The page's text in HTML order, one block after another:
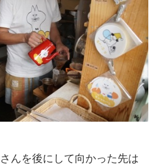
んを後にして向かった先は